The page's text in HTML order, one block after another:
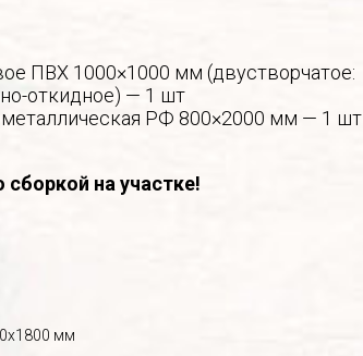
ПВХ 1000×1000 мм (двустворчатое:
откидное) — 1 шт
РФ 800×2000 мм — 1 шт
на участке!
мм